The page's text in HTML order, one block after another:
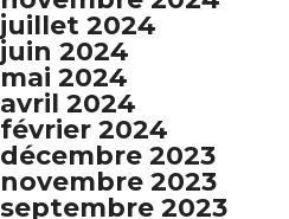
juillet 2024
juin 2024
mai 2024
avril 2024
février 2024
décembre 2023
novembre 2023
septembre 2023